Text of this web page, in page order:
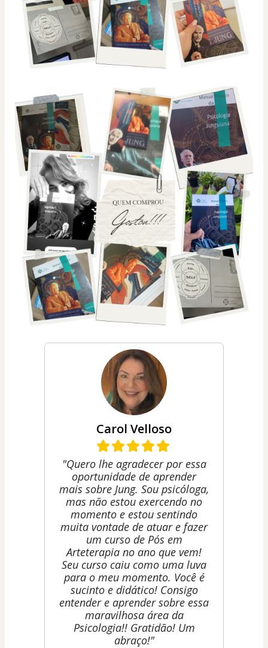
Carol Velloso
"Quero lhe agradecer por essa
oportunidade de aprender
mais sobre Jung. Sou psicóloga,
mas não estou exercendo no
momento e estou sentindo
muita vontade de atuar e fazer
um curso de Pós em
Arteterapia no ano que vem!
Seu curso caiu como uma luva
para o meu momento. Você é
sucinto e didático! Consigo
entender e aprender sobre essa
maravilhosa área da
Psicologia!! Gratidão! Um
abraço!"